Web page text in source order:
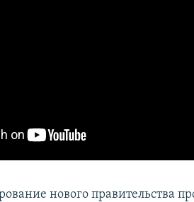
нового правительства